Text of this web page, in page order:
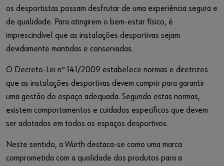
os desportistas possam desfrutar de uma experiência segura e
de qualidade. Para atingirem o bem-estar físico, é
imprescindível que as instalações desportivas sejam
devidamente mantidas e conservadas.
O Decreto-Lei nº 141/2009 estabelece normas e diretrizes
que as instalações desportivas devem cumprir para garantir
uma gestão do espaço adequada. Segundo estas normas,
existem comportamentos e cuidados específicos que devem
ser adotados em todos os espaços desportivos.
Neste sentido, a Würth destaca-se como uma marca
comprometida com a qualidade dos produtos para a